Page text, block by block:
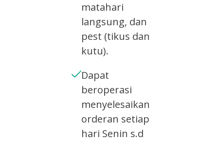
matahari
langsung, dan
pest (tikus dan
kutu).
Dapat
beroperasi
menyelesaikan
orderan setiap
hari Senin s.d